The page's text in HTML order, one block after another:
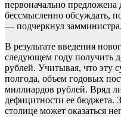
первоначально
бессмысленно обсуждать,
— подчеркнул замминистра.
В результате введения
следующем году получить
рублей. Учитывая, что эту
полгода, объем годовых
миллиардов рублей. Вряд
дефицитности ее бюджета.
столице может оказаться